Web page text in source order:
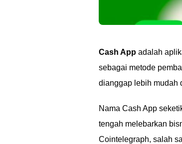
Cash App adalah
sebagai metode
dianggap lebih mudah
Nama Cash App
tengah melebarkan
Cointelegraph, salah